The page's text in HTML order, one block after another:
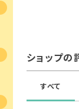
ショップの
すべて